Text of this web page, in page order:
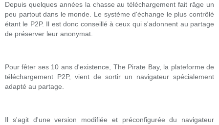
Depuis quelques années la chasse au téléchargement fait râge un
peu partout dans le monde. Le système d'échange le plus contrôlé
étant le P2P. Il est donc conseillé à ceux qui s'adonnent au partage
de préserver leur anonymat.
Pour fêter ses 10 ans d'existence, The Pirate Bay, la plateforme de
téléchargement P2P, vient de sortir un navigateur spécialement
adapté au partage.
Il s'agit d'une version modifiée et préconfigurée du navigateur